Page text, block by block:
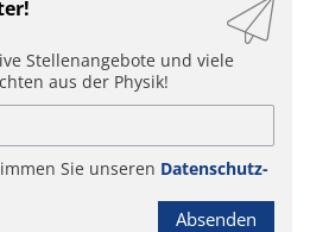
Stellenangebote und viele
aus der Physik!
Sie unseren Datenschutz-
Absenden